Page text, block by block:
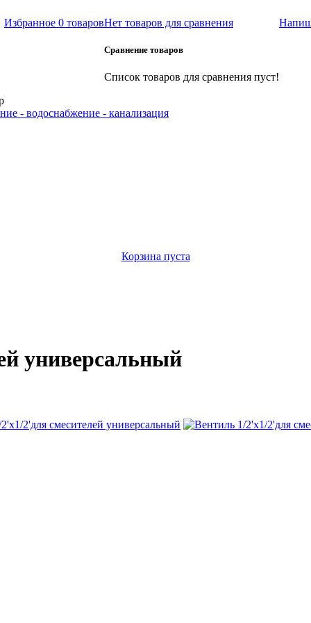
Избранное 0 товаровНет товаров для сравнения
Сравнение товаров
Список товаров для сравнения пуст!
- водоснабжение - канализация
Корзина пуста
универсальный